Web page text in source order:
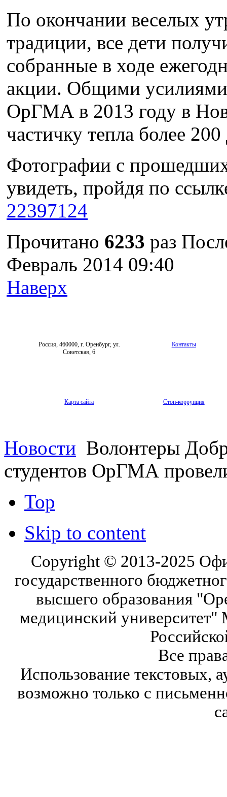
По окончании веселых
традиции, все дети
собранные в ходе
акции. Общими усилиями
ОрГМА в 2013 году в
частичку тепла более 200
Фотографии с
увидеть, пройдя по
22397124
Прочитано 6233 раз
Февраль 2014 09:40
Наверх
Россия, 460000, г. Оренбург, ул.
Советская, 6
Контакты
Карта сайта Стоп-коррупция
Новости Волонтеры
студентов ОрГМА
Top
Skip to content
Copyright © 2013-2025
государственного
высшего образования
медицинский университет"
Все
Использование текстовых,
возможно только с